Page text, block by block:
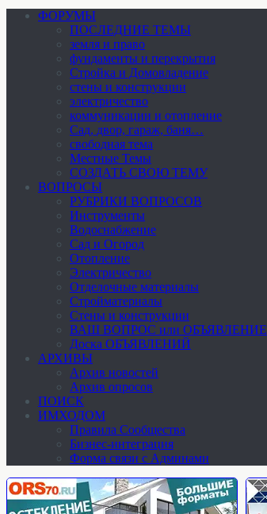
ФОРУМЫ
ПОСЛЕДНИЕ ТЕМЫ
земля и право
фундаменты и перекрытия
Стройка и Домовладение
стены и конструкции
электричество
коммуникации и отопление
Cад, двор, гараж, баня…
свободная тема
Местные Темы
СОЗДАТЬ СВОЮ ТЕМУ
ВОПРОСЫ
РУБРИКИ ВОПРОСОВ
Инструменты
Водоснабжение
Сад и Огород
Отопление
Электричество
Отделочные материалы
Стройматериалы
Стены и конструкции
ВАШ ВОПРОС или ОБЪЯВЛЕНИЕ
Доска ОБЪЯВЛЕНИЙ
АРХИВЫ
Архив новостей
Архив опросов
ПОИСК
ИМХОДОМ
Правила Сообщества
Бизнес-интеграция
Форма связи с Админами